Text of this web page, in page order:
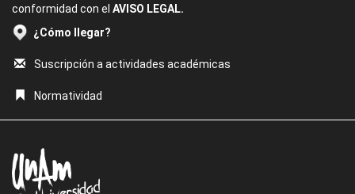
conformidad con el AVISO LEGAL.
¿Cómo llegar?
Suscripción a actividades académicas
Normatividad